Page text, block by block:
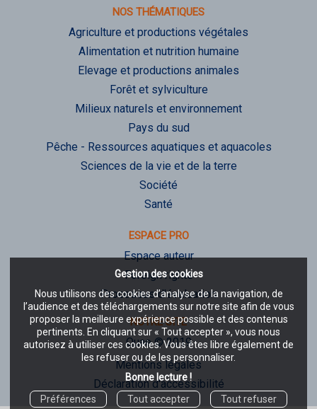
Gestion des cookies
Nous utilisons des cookies d’analyse de la navigation, de
l’audience et des téléchargements sur notre site afin de vous
proposer la meilleure expérience possible et des contenus
pertinents. En cliquant sur « Tout accepter », vous nous
autorisez à utiliser ces cookies. Vous êtes libre également de
les refuser ou de les personnaliser.
Bonne lecture !
Préférences
Tout accepter Tout refuser
NOS THÉMATIQUES
Agriculture et productions végétales
Alimentation et nutrition humaine
Elevage et productions animales
Forêt et sylviculture
Milieux naturels et environnement
Pays du sud
Pêche - Ressources aquatiques et aquacoles
Sciences de la vie et de la terre
Société
Santé
ESPACE PRO
Espace auteur
Foreign rights
Processus d'évaluation
NOTRE SITE
Quae © 2019
Mentions légales
Déclaration d'accessibilité